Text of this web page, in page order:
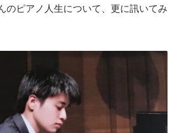
のピアノ人生について、更に訊いてみ